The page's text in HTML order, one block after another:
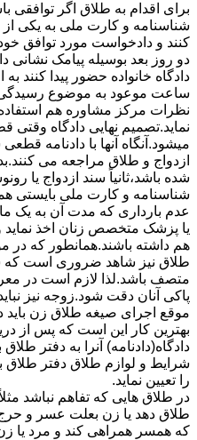
برای اقدام به طلاق اگر توافقی
شناسنامه و کارت ملی به یکی
کنند و دادخواست مورد توافق خود
دو روز بعد بوسیله پیامک نشانی
دادگاه خانواده حضور پیدا کنند
ساعت موعود به موضوع رسیدگی
نظرات مرکز مشاوره هم
نماید.تصمیم نهایی دادگاه
میشود.آنگاه آنها با دادنامه
ازدواج و طلاق مراجعه می
شده باشد،ثانیاً سند ازدواج یا
شناسنامه و کارت ملی بایستی
عدم بارداری که مدت آن به یک
یا پزشک متخصص زنان اخذ نماید
هم داشته باشند.همانطور که در
طلاق نیز شاهد ضروری است که
متصف باشد.لذا لازم است در
پاکی آنان دقت شود.زوجه نیز
موقع اجرای صیغه طلاق زن باید
بهترین کار این است که پس از
دادگاه(دادنامه) آنرا به دفتر
شرایط و لوازم طلاق دفتر
را تعیین نماید.
در طلاق هایی که تفاهم نباشد
طلاق دهد یا زن بعلت عسر و حرج
که همسر همراهی کند و مرد یا